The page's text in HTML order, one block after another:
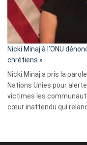
Nicki Minaj à l’ONU
chrétiens »
Nicki Minaj a pris la
Nations Unies pour
victimes les
cœur inattendu qui